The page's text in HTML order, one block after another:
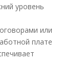
уровень
или
плате